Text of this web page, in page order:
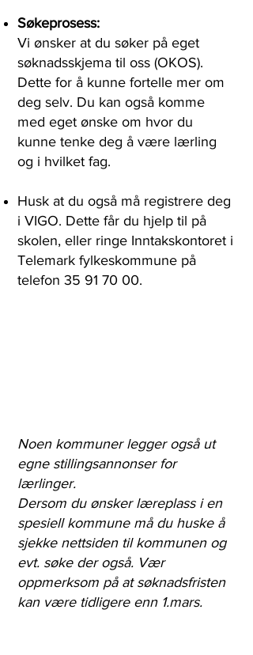
Søkeprosess:
Vi ønsker at du søker på eget
søknadsskjema til oss (OKOS).
Dette for å kunne fortelle mer om
deg selv. Du kan også komme
med eget ønske om hvor du
kunne tenke deg å være lærling
og i hvilket fag.
Husk at du også må registrere deg
i VIGO. Dette får du hjelp til på
skolen, eller ringe Inntakskontoret i
Telemark fylkeskommune på
telefon 35 91 70 00.
​Noen kommuner legger også ut
egne stillingsannonser for
lærlinger.
Dersom du ønsker læreplass i en
spesiell kommune må du huske å
sjekke nettsiden til kommunen og
evt. søke der også. Vær
oppmerksom på at søknadsfristen
kan være tidligere enn 1.mars.